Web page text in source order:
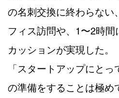
の名刺交換に終わらない
フィス訪問や、1〜2時
カッションが実現した。
「スタートアップにと
の準備をすることは極め